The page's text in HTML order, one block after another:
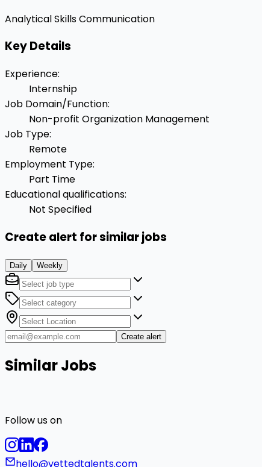
Analytical SkillsCommunication
Key Details
Experience:
Internship
Job Domain/Function:
Non-profit Organization Management
Job Type:
Remote
Employment Type:
Part Time
Educational qualifications:
Not Specified
Create alert for similar jobs
Daily Weekly
Create alert
Similar Jobs
Follow us on
hello@vettedtalents.com